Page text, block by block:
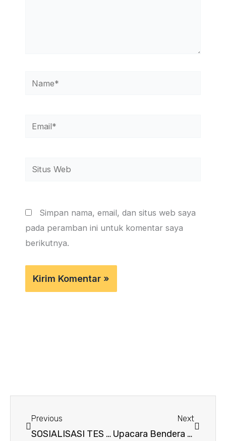
Name*
Email*
Situs
Simpan nama, email, dan situs web saya
pada peramban ini untuk komentar saya
berikutnya.
Previous
SOSIALISASI TES KEMAMPUAN AKADEMIK (TKA) 2025
Next
Upacara Bendera Senin, 29 September 2025